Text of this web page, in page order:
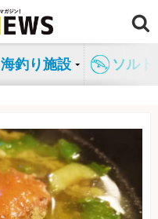
海釣り施設 ソル